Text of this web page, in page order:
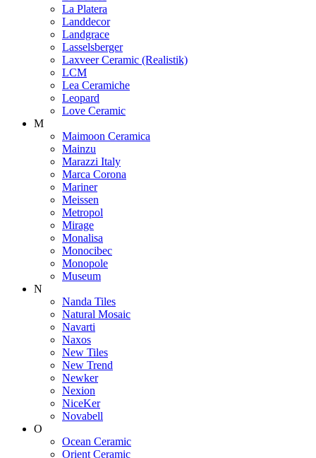
La Platera
Landdecor
Landgrace
Lasselsberger
Laxveer Ceramic (Realistik)
LCM
Lea Ceramiche
Leopard
Love Ceramic
M
Maimoon Ceramica
Mainzu
Marazzi Italy
Marca Corona
Mariner
Meissen
Metropol
Mirage
Monalisa
Monocibec
Monopole
Museum
N
Nanda Tiles
Natural Mosaic
Navarti
Naxos
New Tiles
New Trend
Newker
Nexion
NiceKer
Novabell
O
Ocean Ceramic
Orient Ceramic